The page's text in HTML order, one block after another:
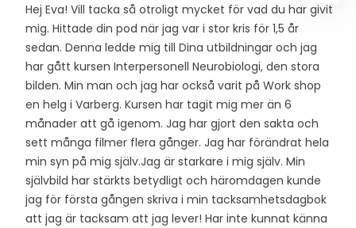
Hej Eva! Vill tacka så otroligt mycket för vad du har givit
mig. Hittade din pod när jag var i stor kris för 1,5 år
sedan. Denna ledde mig till Dina utbildningar och jag
har gått kursen Interpersonell Neurobiologi, den stora
bilden. Min man och jag har också varit på Work shop
en helg i Varberg. Kursen har tagit mig mer än 6
månader att gå igenom. Jag har gjort den sakta och
sett många filmer flera gånger. Jag har förändrat hela
min syn på mig själv.Jag är starkare i mig själv. Min
självbild har stärkts betydligt och häromdagen kunde
jag för första gången skriva i min tacksamhetsdagbok
att jag är tacksam att jag lever! Har inte kunnat känna